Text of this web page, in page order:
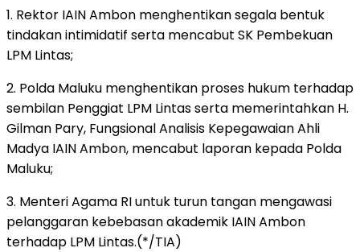
1. Rektor IAIN Ambon menghentikan segala bentuk
tindakan intimidatif serta mencabut SK Pembekuan
LPM Lintas;
2. Polda Maluku menghentikan proses hukum terhadap
sembilan Penggiat LPM Lintas serta memerintahkan H.
Gilman Pary, Fungsional Analisis Kepegawaian Ahli
Madya IAIN Ambon, mencabut laporan kepada Polda
Maluku;
3. Menteri Agama RI untuk turun tangan mengawasi
pelanggaran kebebasan akademik IAIN Ambon
terhadap LPM Lintas.(*/TIA)